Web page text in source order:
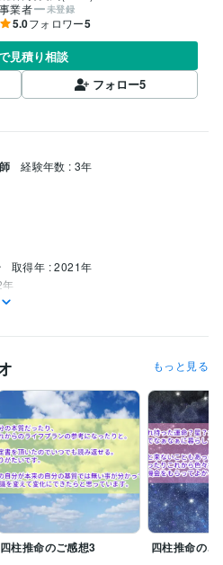
業者
未登録
5.0フォロワー5
見積り相談
フォロー5
経験年数 : 3年
取得年 : 2021年
もっと見る
四柱推命のご感想3 四柱推命のご